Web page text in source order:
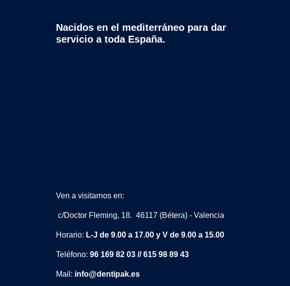
Nacidos en el mediterráneo para dar
servicio a toda España.
Ven a visitarnos en:
c/Doctor Fleming, 18. 46117 (Bétera) - Valencia
Horario: L-J de 9.00 a 17.00 y V de 9.00 a 15.00
Teléfono: 96 169 82 03 // 615 98 89 43
Mail: info@dentipak.es